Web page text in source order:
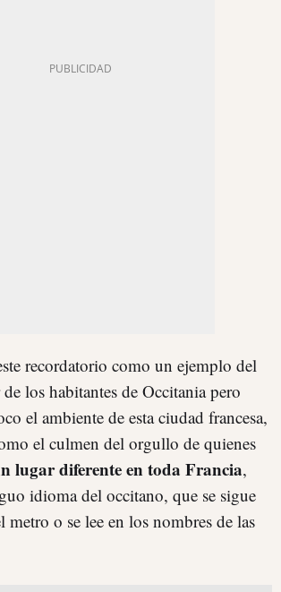
recordatorio como un ejemplo del
los habitantes de Occitania pero
el ambiente de esta ciudad francesa,
el culmen del orgullo de quienes
lugar diferente en toda Francia,
idioma del occitano, que se sigue
metro o se lee en los nombres de las